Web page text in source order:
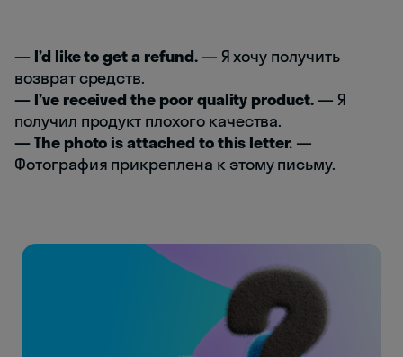
— I’d like to get a refund. — Я хочу получить
возврат средств.
— I’ve received the poor quality product. — Я
получил продукт плохого качества.
— The photo is attached to this letter. —
Фотография прикреплена к этому письму.